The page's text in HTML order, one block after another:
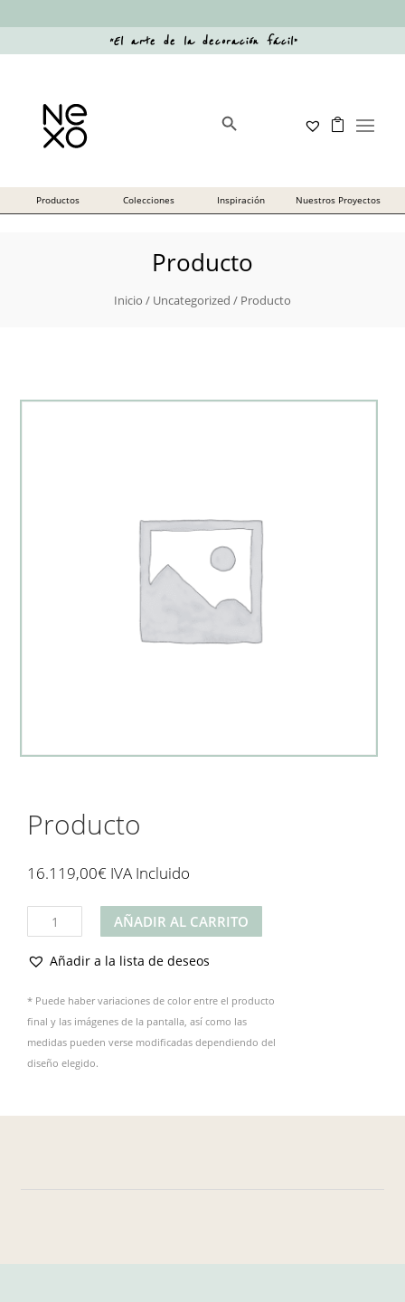
“El arte de la decoración fácil”
Producto
Inicio / Uncategorized / Producto
Producto
16.119,00€ IVA Incluido
Producto
cantidad
AÑADIR AL CARRITO
Añadir a la lista de deseos
* Puede haber variaciones de color entre el producto
final y las imágenes de la pantalla, así como las
medidas pueden verse modificadas dependiendo del
diseño elegido.